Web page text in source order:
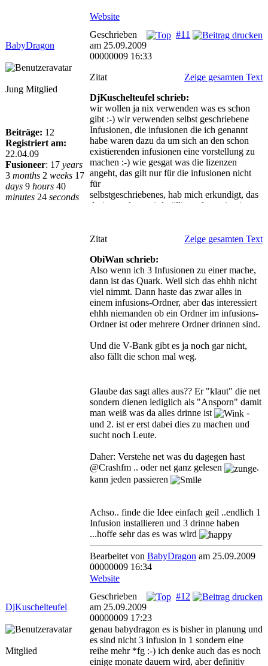
Website
BabyDragon
#11
Geschrieben
am 25.09.2009
00000009 16:33
Jung Mitglied
Beiträge: 12
Registriert am:
22.04.09
Fusioneer: 17 years
3 months 2 weeks 17
days 9 hours 40
minutes 24 seconds
Zeige gesamten Text
Zitat
DjKuschelteufel schrieb:
wir wollen ja nix verwenden was es schon
gibt :-) wir verwenden selbst geschriebene
Infusionen, die infusionen die ich genannt
habe waren dazu da um sich an den schon
existierenden infusionen eine vorstellung zu
machen :-) wie gesgat was die lizenzen
angeht, das gilt nur für die infusionen nicht
für
selbstgeschriebenes, hab mich erkundigt, das
design und etc wird völlig anders sein :-)
Zeige gesamten Text
Zitat
ObiWan schrieb:
Also wenn ich 3 Infusionen zu einer mache,
dann ist das Quark. Weil sich das ehhh nicht
viel nimmt. Dann haste das zwar alles in
einem infusions-Ordner, aber das interessiert
ehhh niemanden ob ein Ordner im infusions-
Ordner ist oder mehrere Ordner drinnen sind.
Und die V-Bank gibt es ja noch gar nicht,
also fällt die schon mal weg.
ganzen Verlinkungen auch gut verpacken. Da
sieht man dann auch nicht mehr das man sich
in 3 unterschiedlichen Infusionen sich
befindet.
die Umschreibung für den Eigenbedarf
erlaubt ist auf eigenes Risiko. Jedoch da sich
kaum etwas von der Codestruktur ändern
wird, ist das anbieten laut unserer Lizenz
Glaube das sagt alles aus?? Er "klaut" die net
sondern dienen lediglich als "Ansporn" damit
man weiß was da alles drinne ist
-
und 2. ist er erst dabei dies zu machen und
sucht noch Leute.
Daher: Verstehe net was du dagegen hast
@Crashfm .. oder net ganz gelesen
.
kann jeden passieren
Achso.. finde die Idee einfach geil ..endlich 1
Infusion installieren und 3 drinne haben
...hoffe sehr das es was wird
Bearbeitet von BabyDragon am 25.09.2009
00000009 16:34
Website
DjKuschelteufel
#12
Geschrieben
am 25.09.2009
00000009 17:23
Mitglied
genau babydragon es is bisher in planung und
es sind nicht 3 infusion in 1 sondern eine
reihe mehr *fg :-) ich denke auch das es noch
einige monate dauern wird, aber definitiv